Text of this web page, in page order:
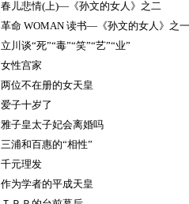
春儿悲情(上)—《孙文的女人》之二
革命 WOMAN 读书—《孙文的女人》之一
立川谈“死”“毒”“笑”“艺”“业”
女性宫家
两位不在册的女天皇
爱子十岁了
雅子皇太子妃会离婚吗
三浦和百惠的“相性”
千元理发
作为学者的平成天皇